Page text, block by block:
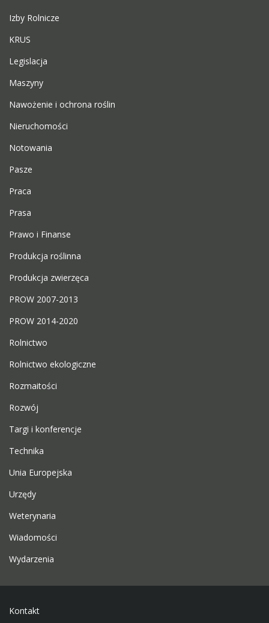
Izby Rolnicze
KRUS
Legislacja
Maszyny
Nawożenie i ochrona roślin
Nieruchomości
Notowania
Pasze
Praca
Prasa
Prawo i Finanse
Produkcja roślinna
Produkcja zwierzęca
PROW 2007-2013
PROW 2014-2020
Rolnictwo
Rolnictwo ekologiczne
Rozmaitości
Rozwój
Targi i konferencje
Technika
Unia Europejska
Urzędy
Weterynaria
Wiadomości
Wydarzenia
Kontakt